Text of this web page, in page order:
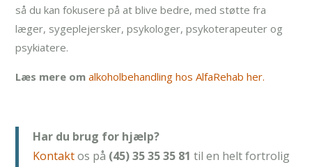
så du kan fokusere på at blive bedre, med støtte fra
læger, sygeplejersker, psykologer, psykoterapeuter og
psykiatere.
Læs mere om alkoholbehandling hos AlfaRehab her.
Har du brug for hjælp?
Kontaktos på (45) 35 35 35 81 til en helt fortrolig